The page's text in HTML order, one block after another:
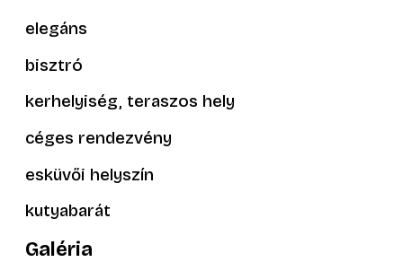
elegáns
bisztró
kerhelyiség, teraszos hely
céges rendezvény
esküvői helyszín
kutyabarát
Galéria